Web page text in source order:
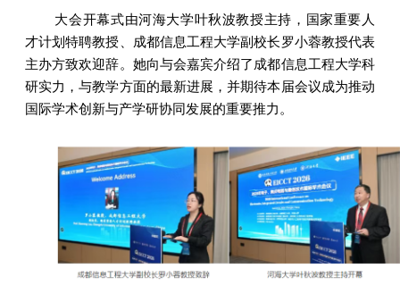
大会开幕式由河海大学叶秋波教授主持，国家重要人
才计划特聘教授、成都信息工程大学副校长罗小蓉教授代表
主办方致欢迎辞。她向与会嘉宾介绍了成都信息工程大学科
研实力，与教学方面的最新进展，并期待本届会议成为推动
国际学术创新与产学研协同发展的重要推力。